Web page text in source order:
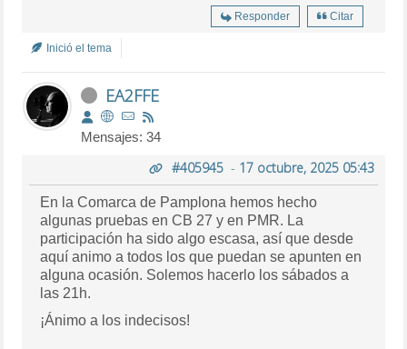
Responder Citar
Inició el tema
EA2FFE
Mensajes: 34
#405945- 17 octubre, 2025 05:43
En la Comarca de Pamplona hemos hecho
algunas pruebas en CB 27 y en PMR. La
participación ha sido algo escasa, así que desde
aquí animo a todos los que puedan se apunten en
alguna ocasión. Solemos hacerlo los sábados a
las 21h.
¡Ánimo a los indecisos!